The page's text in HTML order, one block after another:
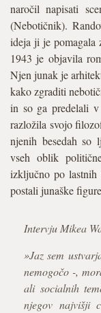
naročil napisati
(Nebotičnik).
ideja ji je pomagala
1943 je objavila
Njen junak je
kako zgraditi
in so ga predelali
razložila svojo
njenih besedah so
vseh oblik
izključno po lastnih
postali junaške
Intervju Mikea
»Jaz sem
nemogočo -,
ali socialnih
njegov najvišji